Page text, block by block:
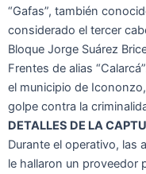
“Gafas”, también
considerado el tercer
Bloque Jorge Suárez
Frentes de alias
el municipio de
golpe contra la
DETALLES DE LA
Durante el operativo, las
le hallaron un proveedor